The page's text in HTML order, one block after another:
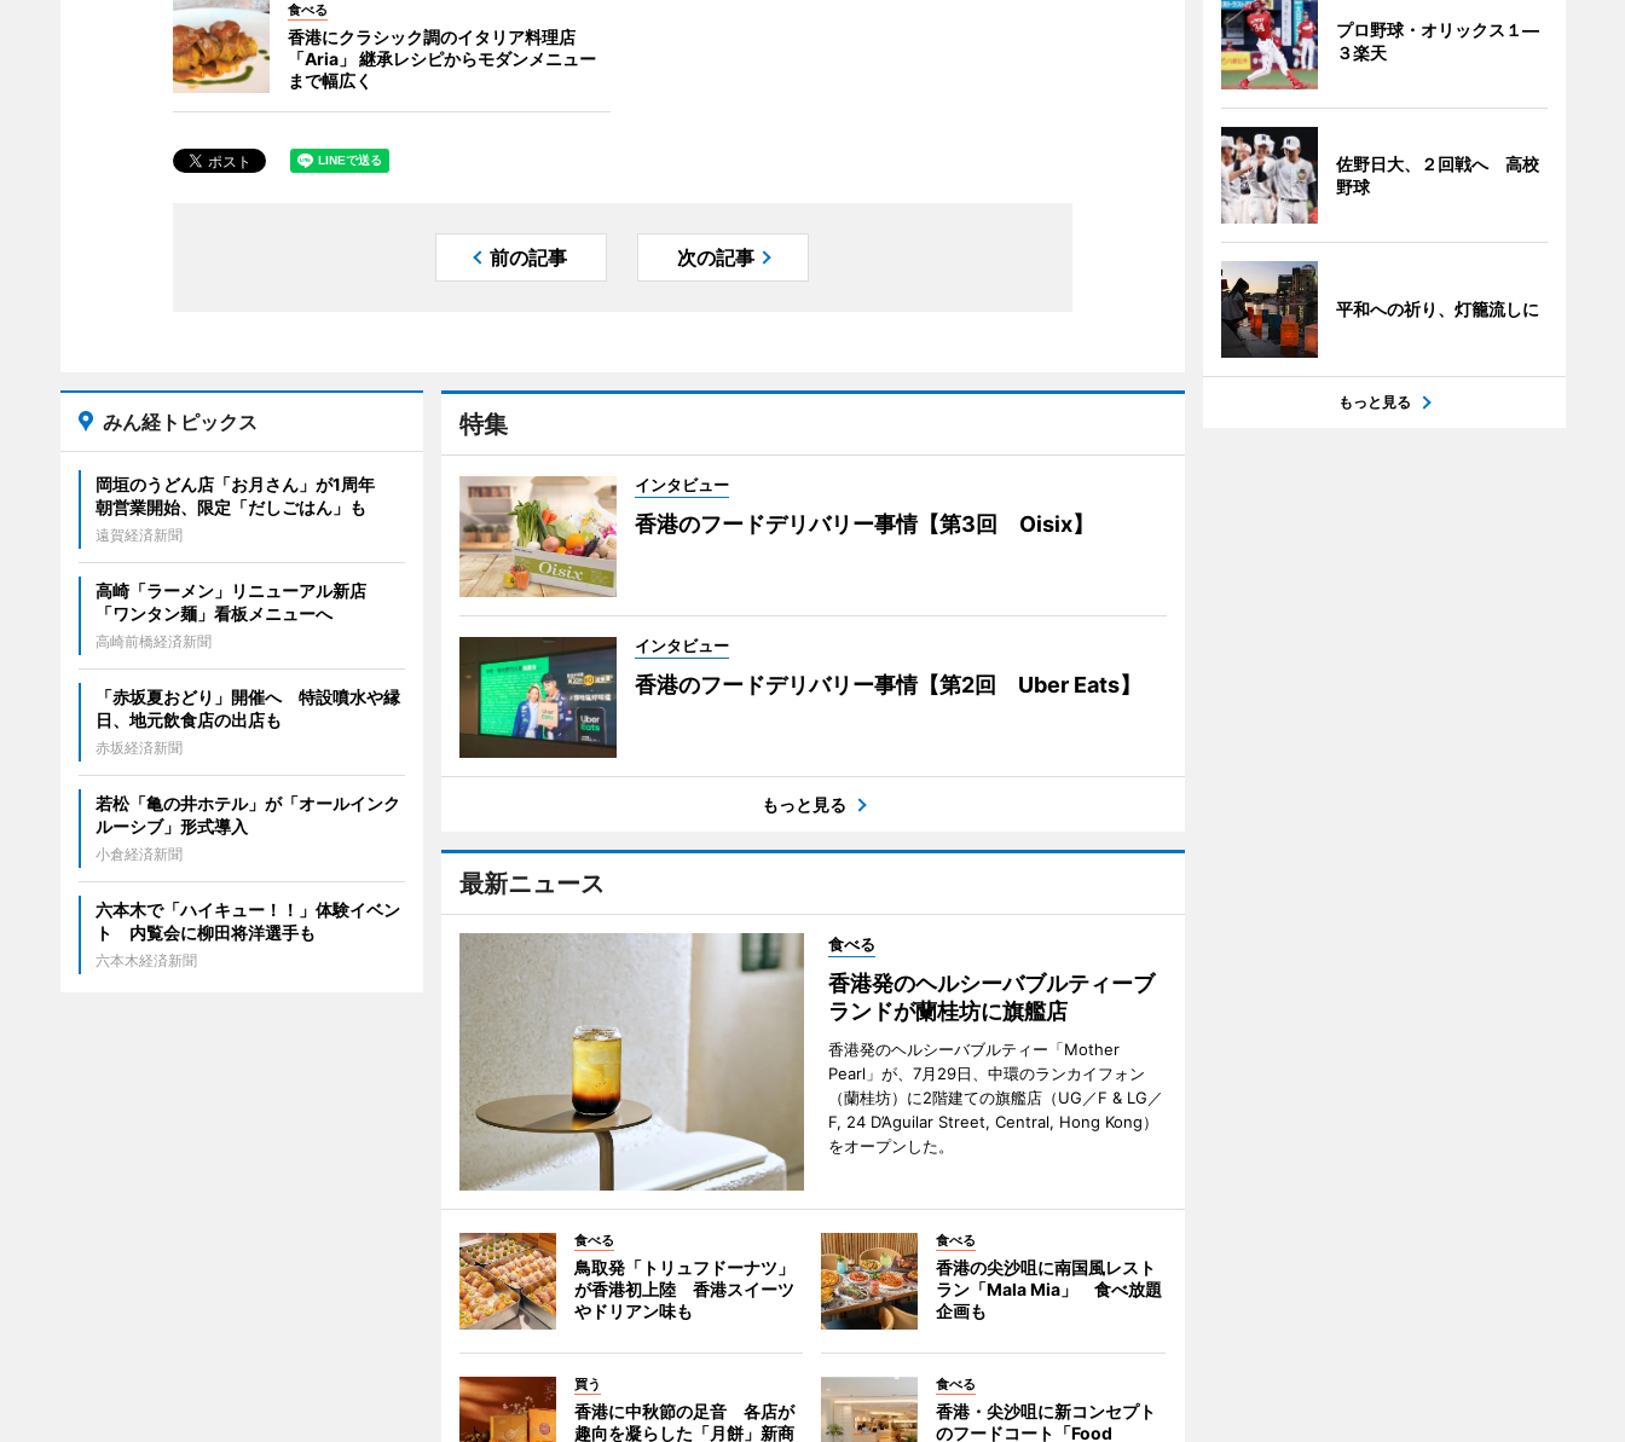
食べる
香港にクラシック調のイタリア料理店
「Aria」 継承レシピからモダンメニュー
まで幅広く
前の記事 次の記事
特集
インタビュー
香港のフードデリバリー事情【第3回 Oisix】
インタビュー
香港のフードデリバリー事情【第2回 Uber Eats】
もっと見る
最新ニュース
食べる
香港発のヘルシーバブルティーブ
ランドが蘭桂坊に旗艦店
香港発のヘルシーバブルティー「Mother
Pearl」が、7月29日、中環のランカイフォン
（蘭桂坊）に2階建ての旗艦店（UG／F & LG／
F, 24 D’Aguilar Street, Central, Hong Kong）
をオープンした。
食べる
鳥取発「トリュフドーナツ」
が香港初上陸 香港スイーツ
やドリアン味も
食べる
香港の尖沙咀に南国風レスト
ラン「Mala Mia」 食べ放題
企画も
買う
香港に中秋節の足音 各店が
趣向を凝らした「月餅」新商
食べる
香港・尖沙咀に新コンセプト
のフードコート「Food
みん経トピックス
岡垣のうどん店「お月さん」が1周年
朝営業開始、限定「だしごはん」も
遠賀経済新聞
高崎「ラーメン」リニューアル新店
「ワンタン麺」看板メニューへ
高崎前橋経済新聞
「赤坂夏おどり」開催へ 特設噴水や縁
日、地元飲食店の出店も
赤坂経済新聞
若松「亀の井ホテル」が「オールインク
ルーシブ」形式導入
小倉経済新聞
六本木で「ハイキュー！！」体験イベン
ト 内覧会に柳田将洋選手も
六本木経済新聞
プロ野球・オリックス１―
３楽天
佐野日大、２回戦へ 高校
野球
平和への祈り、灯籠流しに
もっと見る